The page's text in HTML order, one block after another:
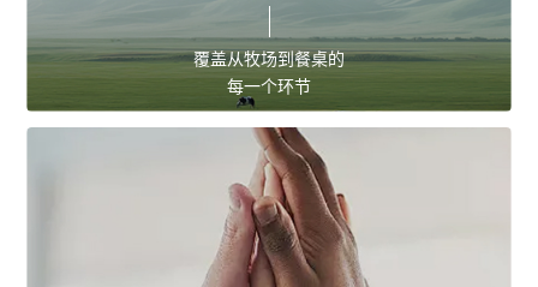
覆盖从牧场到餐桌的
每一个环节